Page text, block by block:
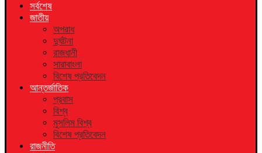
সর্বশেষ
জাতীয়
অপরাধ
দুর্ঘটনা
রাজধানী
সারাবাংলা
বিশেষ প্রতিবেদন
আন্তর্জাতিক
প্রবাস
বিশ্ব
মুসলিম বিশ্ব
বিশেষ প্রতিবেদন
রাজনীতি